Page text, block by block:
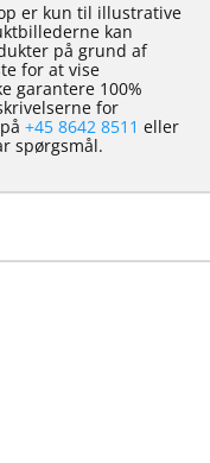
er kun til illustrative
kan
på grund af
for at vise
garantere 100%
for
+45 8642 8511 eller
spørgsmål.